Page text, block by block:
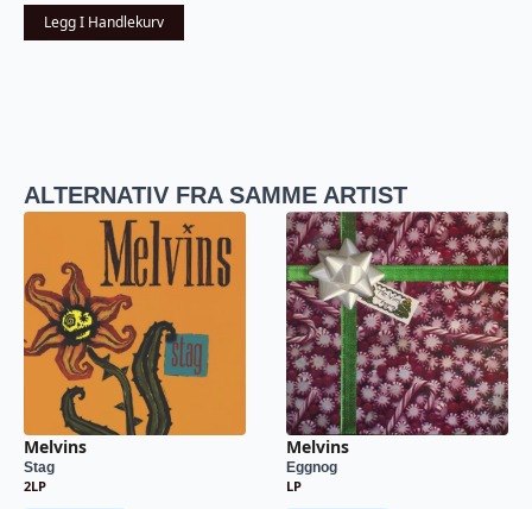
Legg I Handlekurv
ALTERNATIV FRA SAMME ARTIST
Melvins
Stag
2LP
Melvins
Eggnog
LP